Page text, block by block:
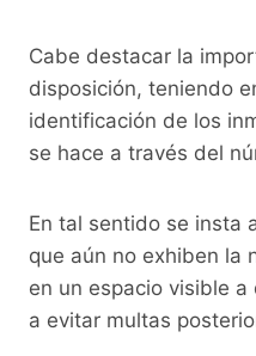
Cabe destacar la
disposición, teniendo
identificación de los
se hace a través del
En tal sentido se insta
que aún no exhiben la
en un espacio visible
a evitar multas